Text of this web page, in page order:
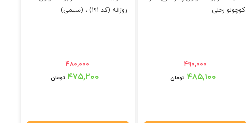
کوچولو رحلی
۴۹۰,۰۰۰
قیمت اصلی: ۴۹۰,۰۰۰ تومان بود.۴۸۵,۱۰۰ تومان
روزانه (کد ۱۹۱) ، (سیمی)
۴۸۰,۰۰۰
قیمت اصلی: ۴۸۰,۰۰۰ تومان بود.۴۷۵,۲۰۰ تومان